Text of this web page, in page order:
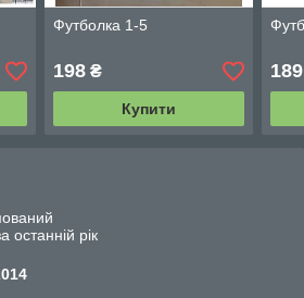
Футболка 1-5
198₴
Купити
189
останній рік